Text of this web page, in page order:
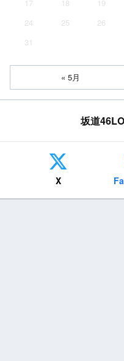
17
18 19
24
25 26
31
« 5月
坂道
X